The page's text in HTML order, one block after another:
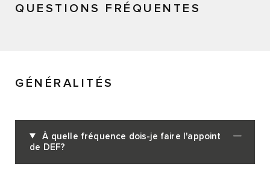
QUESTIONS FRÉQUENTES
GÉNÉRALITÉS
À quelle fréquence dois-je faire l'appoint
de DEF?